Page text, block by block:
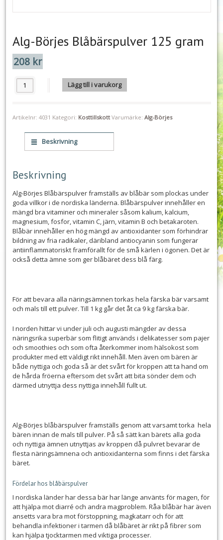
Alg-Börjes Blåbärspulver 125 gram
208 kr
Alg-Börjes Blåbärspulver 125 gram mängd
Lägg till i varukorg
Artikelnr: 4031 Kategori: Kosttillskott Varumärke: Alg-Börjes
Beskrivning
Beskrivning
Alg-Börjes Blåbärspulver framställs av blåbär som plockas under
goda villkor i de nordiska länderna. Blåbärspulver innehåller en
mängd bra vitaminer och mineraler såsom kalium, kalcium,
magnesium, fosfor, vitamin C, järn, vitamin B och betakaroten.
Blåbär innehåller en hög mängd av antioxidanter som förhindrar
bildning av fria radikaler, däribland antiocyanin som fungerar
antiinflammatoriskt framförallt för de små kärlen i ögonen. Det är
också detta ämne som ger blåbäret dess blå färg.
För att bevara alla näringsämnen torkas hela färska bär varsamt
och mals till ett pulver. Till 1 kg går det åt ca 9 kg färska bär.
I norden hittar vi under juli och augusti mängder av dessa
näringsrika superbär som flitigt används i delikatesser som pajer
och smoothies och som ofta återkommer inom hälsokost som
produkter med ett väldigt rikt innehåll. Men även om bären är
både nyttiga och goda så är det svårt för kroppen att ta hand om
de hårda fröerna eftersom det svårt att bita sönder dem och
därmed utnyttja dess nyttiga innehåll fullt ut.
Alg-Börjes blåbärspulver framställs genom att varsamt torka hela
bären innan de mals till pulver. På så sätt kan bärets alla goda
och nyttiga ämnen utnyttjas av kroppen då pulvret bevarar de
flesta näringsämnena och antioxidanterna som finns i det färska
bäret.
Fördelar hos blåbärspulver
I nordiska länder har dessa bär har länge använts för magen, för
att hjälpa mot diarré och andra magproblem. Råa blåbär har även
ansetts vara bra mot förstoppning, magkatarr och för att
behandla infektioner i tarmen då blåbäret är rikt på fibrer som
kan hjälpa tjocktarmen med viktiga processer.